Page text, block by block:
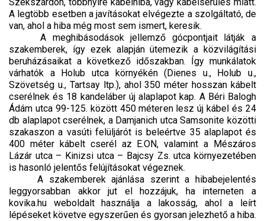
A legtöbb esetben a javításokat elvégezte a szolgáltató, de
van, ahol a hiba még most sem ismert, keresik.
A meghibásodások jellemző gócpontjait látják a
szakemberek, így ezek alapján ütemezik a közvilágítási
beruházásaikat a következő időszakban. Így munkálatok
várhatók a Holub utca környékén (Dienes u., Holub u.,
Szövetség u., Tartsay ltp.), ahol 350 méter hosszan kábelt
cserélnek és 18 kandeláber új alaplapot kap. A Béri Balogh
Ádám utca 99-125. között 450 méteren lesz új kábel és 24
db alaplapot cserélnek, a Damjanich utca Samsonite közötti
szakaszon a vasúti felüljárót is beleértve 35 alaplapot és
400 méter kábelt cserél az E.ON, valamint a Mészáros
Lázár utca – Kinizsi utca – Bajcsy Zs. utca környezetében
is hasonló jelentős felújításokat végeznek.
A szakemberek ajánlása szerint a hibabejelentés
leggyorsabban akkor jut el hozzájuk, ha interneten a
kovika.hu weboldalt használja a lakosság, ahol a leírt
lépéseket követve egyszerűen és gyorsan jelezhető a hiba.